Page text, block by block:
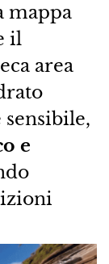
mappa
il
area
e